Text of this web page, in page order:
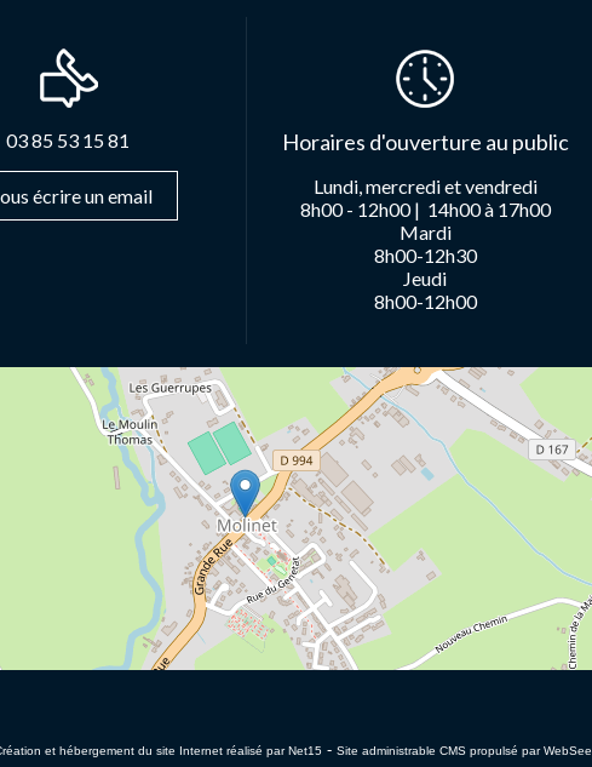
03 85 53 15 81
écrire un email
Horaires d'ouverture au public
Lundi, mercredi et vendredi
8h00 - 12h00 | 14h00 à 17h00
Mardi
8h00-12h30
Jeudi
8h00-12h00
et hébergement du site Internet réalisé par Net15- Site administrable CMS propulsé par WebSee